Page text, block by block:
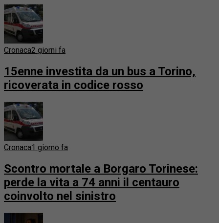
Cronaca2 giorni fa
15enne investita da un bus a Torino,
ricoverata in codice rosso
Cronaca1 giorno fa
Scontro mortale a Borgaro Torinese:
perde la vita a 74 anni il centauro
coinvolto nel sinistro